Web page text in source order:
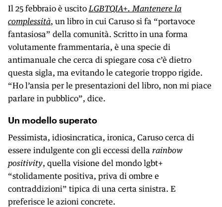
Il 25 febbraio è uscito LGBTQIA+. Mantenere la
complessità, un libro in cui Caruso si fa “portavoce
fantasiosa” della comunità. Scritto in una forma
volutamente frammentaria, è una specie di
antimanuale che cerca di spiegare cosa c’è dietro
questa sigla, ma evitando le categorie troppo rigide.
“Ho l’ansia per le presentazioni del libro, non mi piace
parlare in pubblico”, dice.
Un modello superato
Pessimista, idiosincratica, ironica, Caruso cerca di
essere indulgente con gli eccessi della rainbow
positivity, quella visione del mondo lgbt+
“stolidamente positiva, priva di ombre e
contraddizioni” tipica di una certa sinistra. E
preferisce le azioni concrete.